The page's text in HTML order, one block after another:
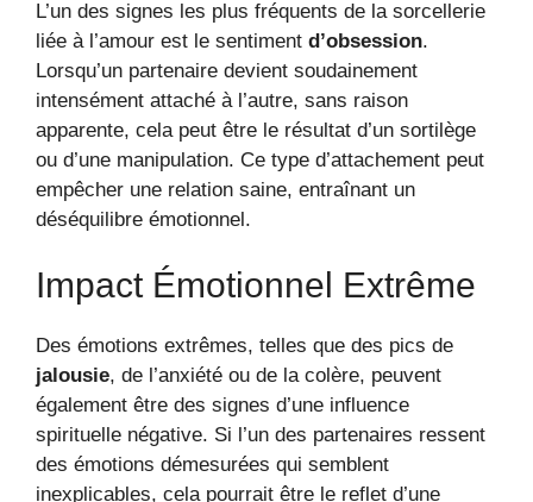
L’un des signes les plus fréquents de la sorcellerie
liée à l’amour est le sentiment d’obsession.
Lorsqu’un partenaire devient soudainement
intensément attaché à l’autre, sans raison
apparente, cela peut être le résultat d’un sortilège
ou d’une manipulation. Ce type d’attachement peut
empêcher une relation saine, entraînant un
déséquilibre émotionnel.
Impact Émotionnel Extrême
Des émotions extrêmes, telles que des pics de
jalousie, de l’anxiété ou de la colère, peuvent
également être des signes d’une influence
spirituelle négative. Si l’un des partenaires ressent
des émotions démesurées qui semblent
inexplicables, cela pourrait être le reflet d’une